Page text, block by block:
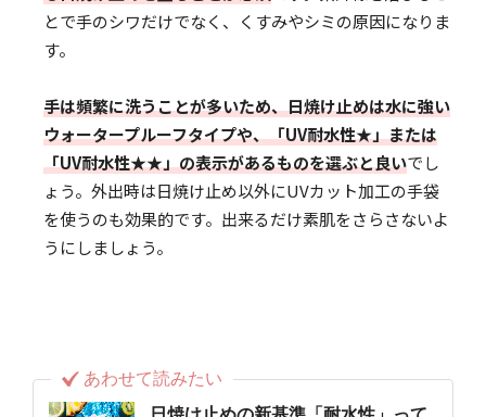
とで手のシワだけでなく、くすみやシミの原因になりま
す。
手は頻繁に洗うことが多いため、日焼け止めは水に強い
ウォータープルーフタイプや、「UV耐水性★」または
「UV耐水性★★」の表示があるものを選ぶと良いでし
ょう。外出時は日焼け止め以外にUVカット加工の手袋
を使うのも効果的です。出来るだけ素肌をさらさないよ
うにしましょう。
あわせて読みたい